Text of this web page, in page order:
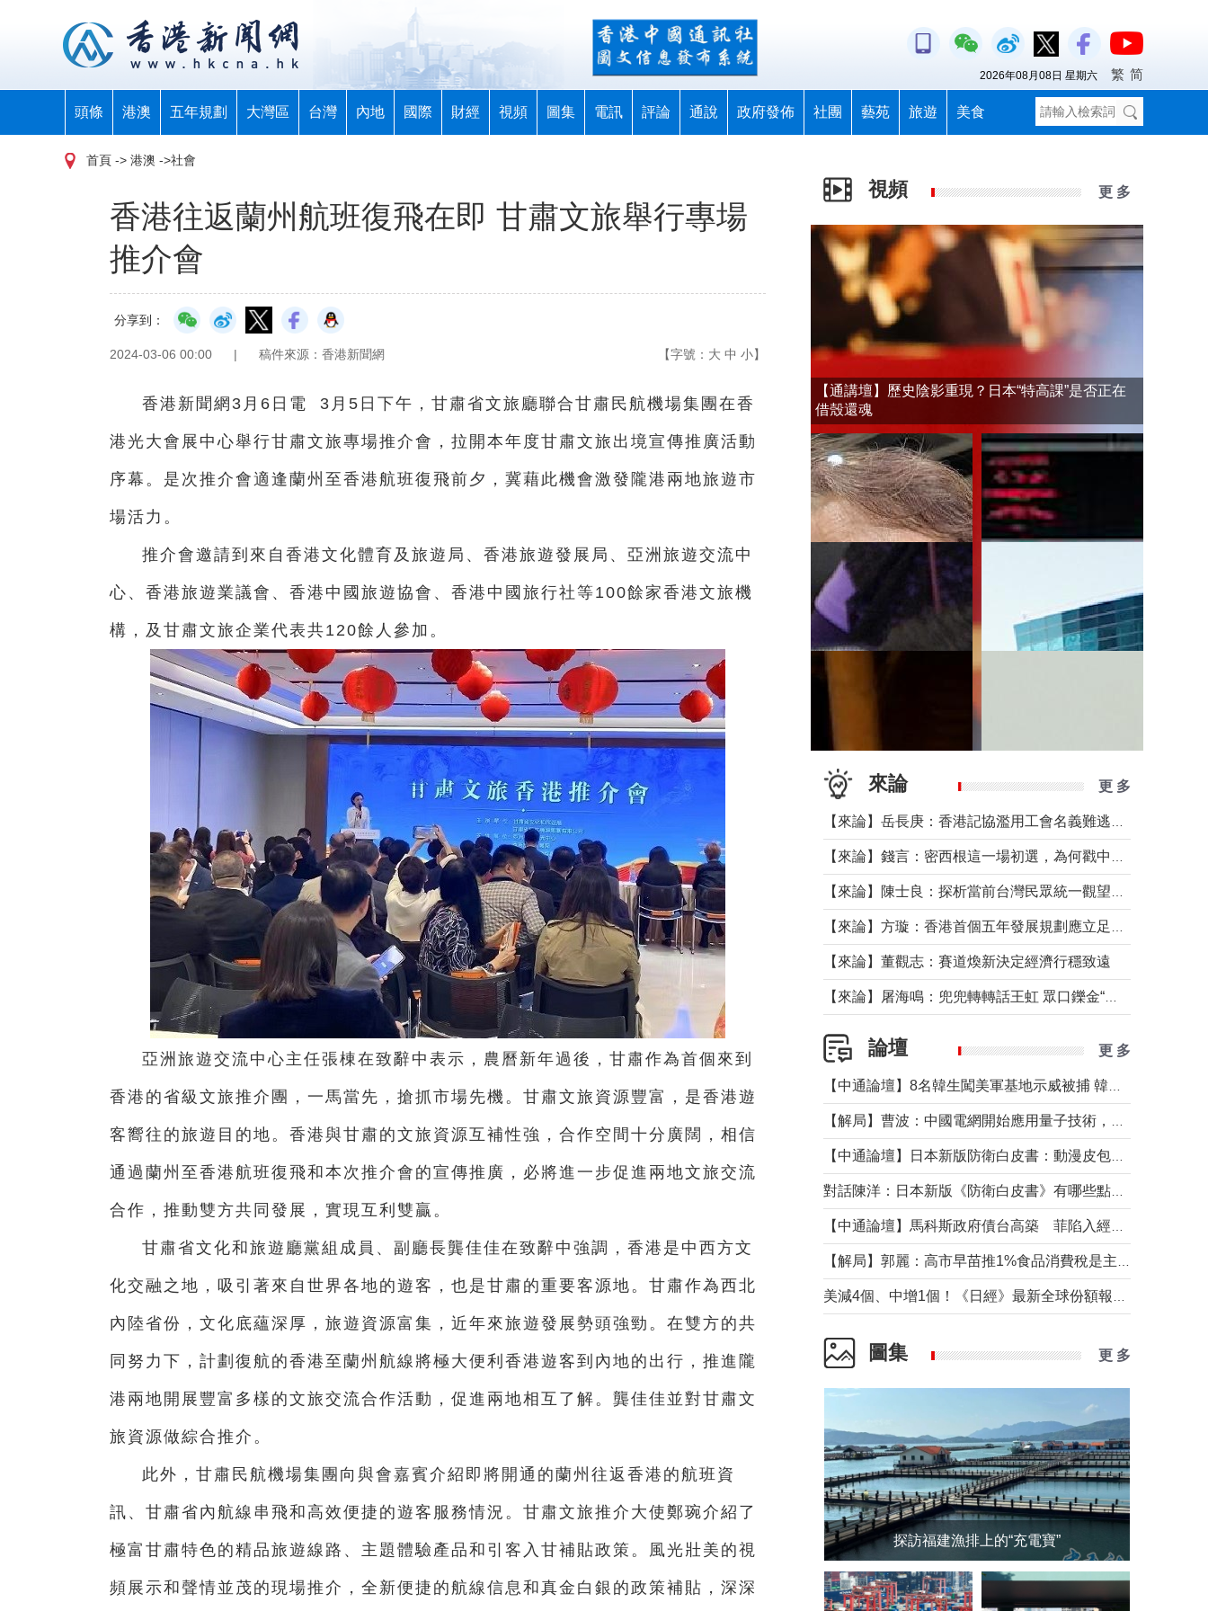
頭條 港澳 五年規劃 大灣區 台灣 內地 國際 財經 視頻 圖集 電訊 評論 通說 政府發佈 社團 藝苑 旅遊 美食
2026年08月08日 星期六 繁 简
首頁 -> 港澳 ->社會
香港往返蘭州航班復飛在即 甘肅文旅舉行專場
推介會
分享到：
2024-03-06 00:00 | 稿件來源：香港新聞網 【字號： 大 中 小】
香港新聞網3月6日電 3月5日下午，甘肅省文旅廳聯合甘肅民航機場集團在香
港光大會展中心舉行甘肅文旅專場推介會，拉開本年度甘肅文旅出境宣傳推廣活動
序幕。是次推介會適逢蘭州至香港航班復飛前夕，冀藉此機會激發隴港兩地旅遊市
場活力。
推介會邀請到來自香港文化體育及旅遊局、香港旅遊發展局、亞洲旅遊交流中
心、香港旅遊業議會、香港中國旅遊協會、香港中國旅行社等100餘家香港文旅機
構，及甘肅文旅企業代表共120餘人參加。
亞洲旅遊交流中心主任張棟在致辭中表示，農曆新年過後，甘肅作為首個來到
香港的省級文旅推介團，一馬當先，搶抓市場先機。甘肅文旅資源豐富，是香港遊
客嚮往的旅遊目的地。香港與甘肅的文旅資源互補性強，合作空間十分廣闊，相信
通過蘭州至香港航班復飛和本次推介會的宣傳推廣，必將進一步促進兩地文旅交流
合作，推動雙方共同發展，實現互利雙贏。
甘肅省文化和旅遊廳黨組成員、副廳長龔佳佳在致辭中強調，香港是中西方文
化交融之地，吸引著來自世界各地的遊客，也是甘肅的重要客源地。甘肅作為西北
內陸省份，文化底蘊深厚，旅遊資源富集，近年來旅遊發展勢頭強勁。在雙方的共
同努力下，計劃復航的香港至蘭州航線將極大便利香港遊客到內地的出行，推進隴
港兩地開展豐富多樣的文旅交流合作活動，促進兩地相互了解。龔佳佳並對甘肅文
旅資源做綜合推介。
此外，甘肅民航機場集團向與會嘉賓介紹即將開通的蘭州往返香港的航班資
訊、甘肅省內航線串飛和高效便捷的遊客服務情況。甘肅文旅推介大使鄭琬介紹了
極富甘肅特色的精品旅遊線路、主題體驗產品和引客入甘補貼政策。風光壯美的視
頻展示和聲情並茂的現場推介，全新便捷的航線信息和真金白銀的政策補貼，深深
視頻 更 多
【通講壇】歷史陰影重現？日本“特高課”是否正在
借殼還魂
來論 更 多
【來論】董觀志：賽道煥新決定經濟行穩致遠
論壇 更 多
圖集 更 多
探訪福建漁排上的“充電寶”